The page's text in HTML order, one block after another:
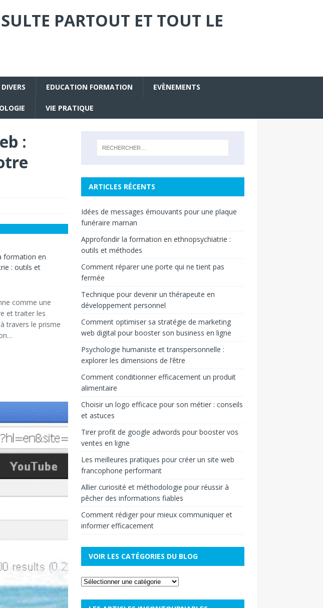
PARTOUT ET TOUT LE
DIVERS EDUCATION FORMATION EVÈNEMENTS
VIE PRATIQUE
:
formation en
: outils et
comme une
et traiter les
travers le prisme
ARTICLES RÉCENTS
Idées de messages émouvants pour une plaque
funéraire maman
Approfondir la formation en ethnopsychiatrie :
outils et méthodes
Comment réparer une porte qui ne tient pas
fermée
Technique pour devenir un thérapeute en
développement personnel
Comment optimiser sa stratégie de marketing
web digital pour booster son business en ligne
Psychologie humaniste et transpersonnelle :
explorer les dimensions de l’être
Comment conditionner efficacement un produit
alimentaire
Choisir un logo efficace pour son métier : conseils
et astuces
Tirer profit de google adwords pour booster vos
ventes en ligne
Les meilleures pratiques pour créer un site web
francophone performant
Allier curiosité et méthodologie pour réussir à
pêcher des informations fiables
Comment rédiger pour mieux communiquer et
informer efficacement
VOIR LES CATÉGORIES DU BLOG